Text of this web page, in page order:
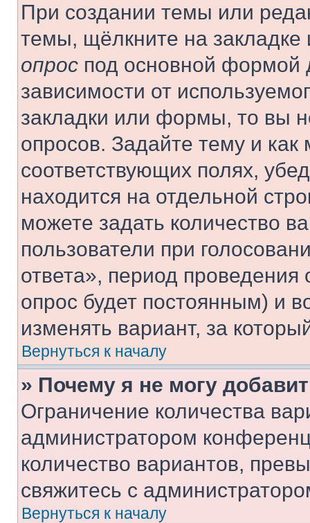
При создании темы или
темы, щёлкните на
опрос под основной формой
зависимости от
закладки или формы, то вы
опросов. Задайте тему и
соответствующих полях,
находится на отдельной
можете задать количество
пользователи при
ответа», период проведения
опрос будет постоянным) и
изменять вариант, за
Вернуться к началу
» Почему я не могу
Ограничение количества
администратором
количество вариантов,
свяжитесь с
Вернуться к началу